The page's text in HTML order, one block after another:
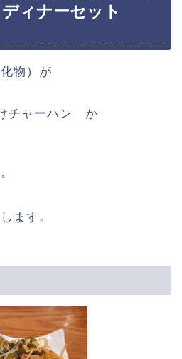
ディナーセット
物）が
チャーハン か
ます。